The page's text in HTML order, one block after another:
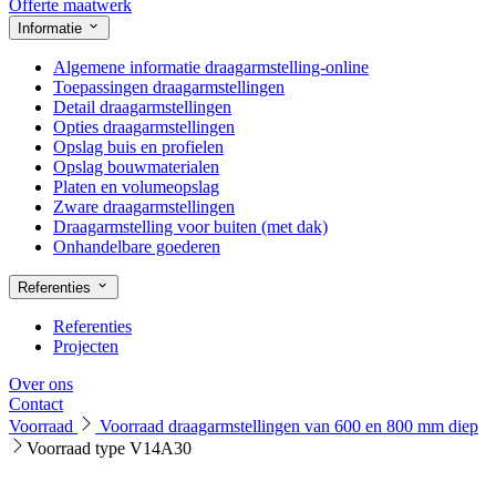
Offerte maatwerk
Informatie
Algemene informatie draagarmstelling-online
Toepassingen draagarmstellingen
Detail draagarmstellingen
Opties draagarmstellingen
Opslag buis en profielen
Opslag bouwmaterialen
Platen en volumeopslag
Zware draagarmstellingen
Draagarmstelling voor buiten (met dak)
Onhandelbare goederen
Referenties
Referenties
Projecten
Over ons
Contact
Voorraad
Voorraad draagarmstellingen van 600 en 800 mm diep
Voorraad type V14A30